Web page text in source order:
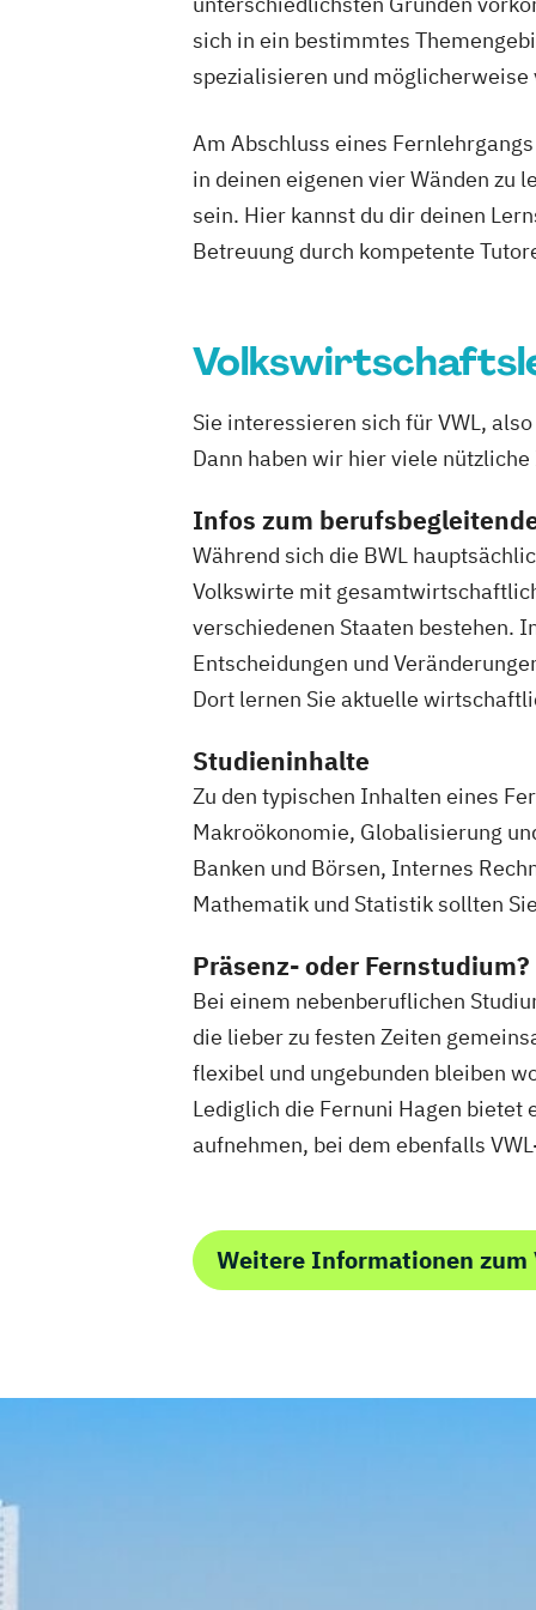
Mathematische und informatische
Neuere deutsche Literatur im
Philosophie – Philosophie im
Politikwissenschaft – Regieren und
Politikwissenschaft
Soziologie Praktische Informatik
Psychologie: Soziale Prozesse und
Diversität und Intervention
Soziologie – Zugänge zur
Wirtschaftspsychologie
Wirtschaftswissenschaft
Digitalisierungsmanagement
Wirtschaftswissenschaft
Finanzwirtschaft und Bewertung
Wirtschaftswissenschaft
Steuern und Wirtschaftsprüfung
Wirtschaftswissenschaft
Risikomanagement
Wirtschaftswissenschaft
Unternehmenssteuerung
Naturwissenschaftler/innen
im Bachelor Rechtswissenschaft
im Bachelor Wirtschaftswissenschaft
im Master Rechtswissenschaft
im Master Wirtschaftswissenschaft
im Studiengang Rechtswissenschaft
Prüfung)
sich in ein bestimmtes
spezialisieren und
Am Abschluss eines
in deinen eigenen vier Wänden zu
sein. Hier kannst du dir deinen
Betreuung durch kompetente
Sie interessieren sich für VWL,
Dann haben wir hier viele
Infos zum
Während sich die BWL
Volkswirte mit
verschiedenen Staaten bestehen.
Entscheidungen und
Dort lernen Sie aktuelle
Studieninhalte
Zu den typischen Inhalten eines
Makroökonomie, Globalisierung
Banken und Börsen, Internes
Mathematik und Statistik sollten
Präsenz- oder Fernstudium?
Bei einem nebenberuflichen
die lieber zu festen Zeiten
flexibel und ungebunden bleiben
Lediglich die Fernuni Hagen bietet
aufnehmen, bei dem ebenfalls
Weitere Informationen